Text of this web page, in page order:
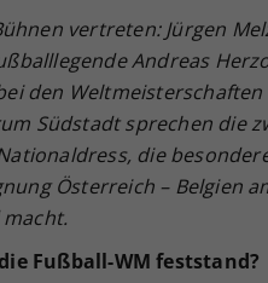
vertreten: Jürgen
Andreas
den Weltmeisterschaften
Südstadt sprechen die
die
Österreich – Belgien
Fußball-WM feststand?